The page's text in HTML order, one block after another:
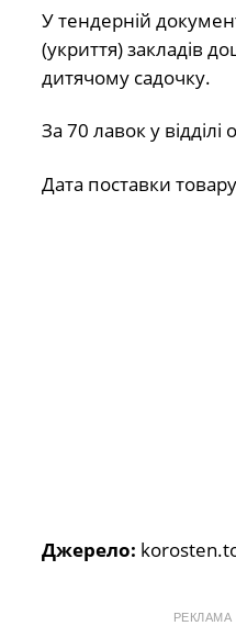
У тендерній
(укриття) закладів
дитячому садочку.
За 70 лавок у відділі
Дата поставки
Джерело:
РЕКЛАМА